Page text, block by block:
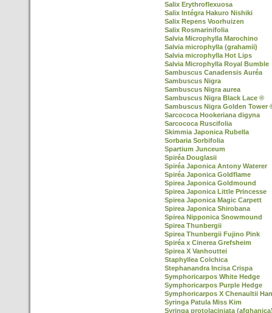
Salix Erythroflexuosa
Salix Intégra Hakuro Nishiki
Salix Repens Voorhuizen
Salix Rosmarinifolia
Salvia Microphylla Marochino
Salvia microphylla (grahamii)
Salvia microphylla Hot Lips
Salvia Microphylla Royal Bumble
Sambuscus Canadensis Auréa
Sambuscus Nigra
Sambuscus Nigra aurea
Sambuscus Nigra Black Lace ®
Sambuscus Nigra Golden Tower
Sarcococa Hookeriana digyna
Sarcococa Ruscifolia
Skimmia Japonica Rubella
Sorbaria Sorbifolia
Spartium Junceum
Spiréa Douglasii
Spiréa Japonica Antony Waterer
Spiréa Japonica Goldflame
Spirea Japonica Goldmound
Spirea Japonica Little Princesse
Spirea Japonica Magic Carpett
Spirea Japonica Shirobana
Spirea Nipponica Snowmound
Spirea Thunbergii
Spirea Thunbergii Fujino Pink
Spiréa x Cinerea Grefsheim
Spirea X Vanhouttei
Staphyllea Colchica
Stephanandra Incisa Crispa
Symphoricarpos White Hedge
Symphoricarpos Purple Hedge
Symphoricarpos X Chenaultii
Syringa Patula Miss Kim
Syringa protolaciniata